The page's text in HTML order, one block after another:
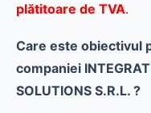
plătitoare de TVA.
Care este obiectivul
companiei
SOLUTIONS S.R.L. ?